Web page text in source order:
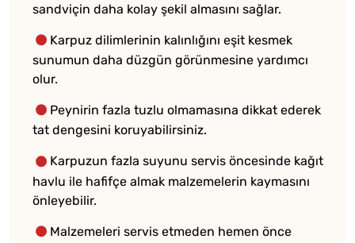
sandviçin daha kolay şekil almasını sağlar.
Karpuz dilimlerinin kalınlığını eşit kesmek
sunumun daha düzgün görünmesine yardımcı
olur.
Peynirin fazla tuzlu olmamasına dikkat ederek
tat dengesini koruyabilirsiniz.
Karpuzun fazla suyunu servis öncesinde kağıt
havlu ile hafifçe almak malzemelerin kaymasını
önleyebilir.
Malzemeleri servis etmeden hemen önce